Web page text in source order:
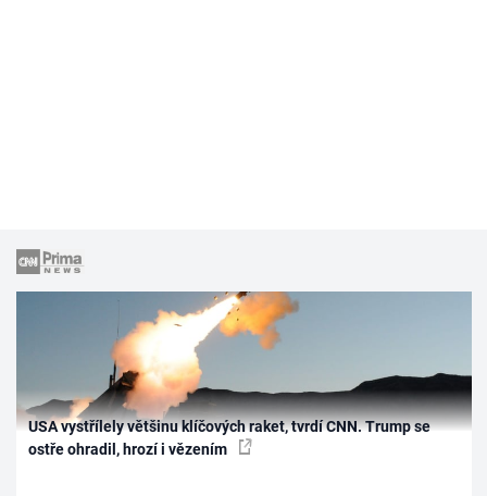
USA vystřílely většinu klíčových raket, tvrdí CNN. Trump se
ostře ohradil, hrozí i vězením